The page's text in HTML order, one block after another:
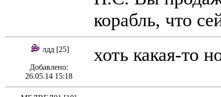
корабль, что
лдд [25]
Добавлено:
26.05.14 15:18
хоть какая-то